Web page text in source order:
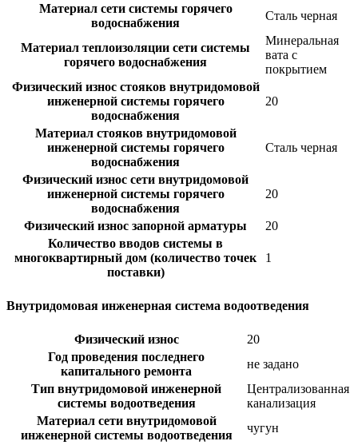
Материал сети системы горячего
водоснабжения
Сталь черная
Материал теплоизоляции сети системы
горячего водоснабжения
Минеральная
вата с
покрытием
Физический износ стояков внутридомовой
инженерной системы горячего
водоснабжения
20
Материал стояков внутридомовой
инженерной системы горячего
водоснабжения
Сталь черная
Физический износ сети внутридомовой
инженерной системы горячего
водоснабжения
20
Физический износ запорной арматуры
20
Количество вводов системы в
многоквартирный дом (количество точек
поставки)
1
Внутридомовая инженерная система водоотведения
Физический износ
20
Год проведения последнего
капитального ремонта
не задано
Тип внутридомовой инженерной
системы водоотведения
Централизованная
канализация
Материал сети внутридомовой
инженерной системы водоотведения
чугун